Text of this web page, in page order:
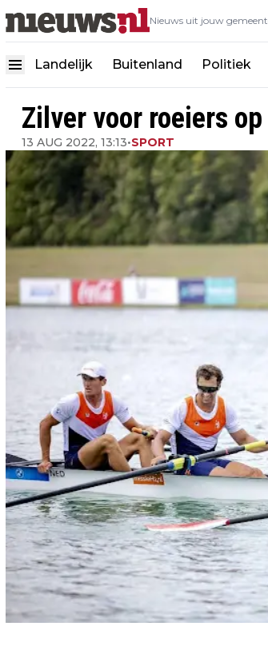
Nieuws uit jouw
Landelijk Buitenland Politiek
Zilver voor roeiers
13 AUG 2022, 13:13•SPORT